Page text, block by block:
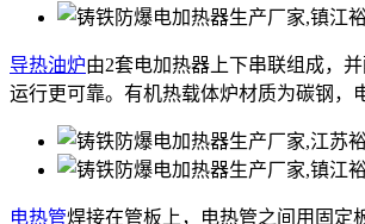
导热油炉由2套电加热器上下串联组成，
运行更可靠。有机热载体炉材质为碳钢，
电热管焊接在管板上，电热管之间用固定